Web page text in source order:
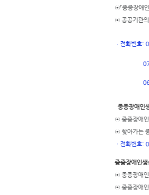
⊙「중증장애
⊙ 공공기관
ㆍ 전화번호:
0710(방
0656(
중증장애인
⊙ 중증장애
⊙ 찾아가는
ㆍ 전화번호:
중증장애인생
⊙ 중증장애
⊙ 중증장애